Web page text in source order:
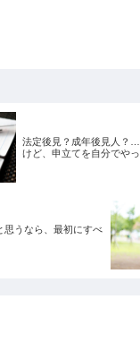
法定後見？成年後見人？
けど、申立てを自分でや
うなら、最初にすべ